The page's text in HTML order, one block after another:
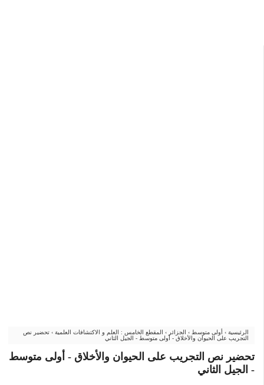
الرئيسية › أولى متوسط › الجزائر › المقطع الخامس : العلم و الاكتشافات العلمية › تحضير نص
التجريب على الحيوان والأخلاق - أولى متوسط - الجيل الثاني
تحضير نص التجريب على الحيوان والأخلاق - أولى متوسط
- الجيل الثاني